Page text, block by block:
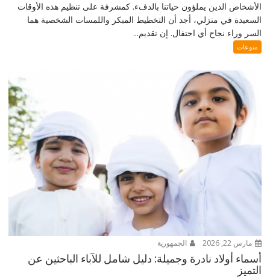
الأشخاص الذين يملؤون حياتنا بالدفء. كمشرفة على تنظيم هذه الأوقات
السعيدة في منزلي، أجد أن التخطيط المبكر واللمسات الشخصية هما
السر وراء نجاح أي احتفال. إن تقديم...
منوعات
مارس 22, 2026 الجمهورية
أسماء أولاد نادرة وجميلة: دليل شامل للآباء الباحثين عن
التميز